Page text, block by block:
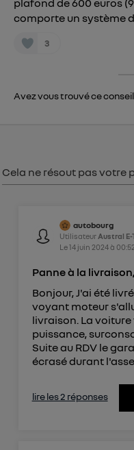
plafond de 600 euros
comporte un système
3
Avez vous trouvé ce
Cela ne résout pas votre
autobourg
Utilisateur Austral E-
Le14 juin 2024à 00:52
Panne à la
Bonjour, J'ai été
voyant moteur
livraison. La
puissance,
Suite au RDV le
écrasé durant
lire les 2 réponses
Vous pouvez
consentement sur